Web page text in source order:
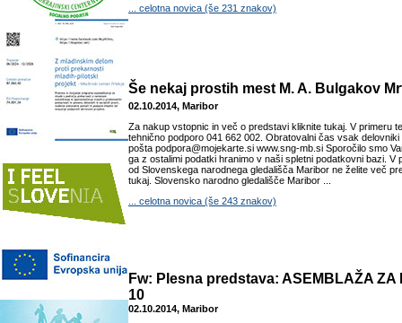
... celotna novica (še 231 znakov)
Še nekaj prostih mest M. A. Bulgakov
02.10.2014, Maribor
Za nakup vstopnic in več o predstavi kliknite tukaj. V primeru
tehnično podporo 041 662 002. Obratovalni čas vsak delovniki
pošta podpora@mojekarte.si www.sng-mb.si Sporočilo smo
ga z ostalimi podatki hranimo v naši spletni podatkovni bazi. V
od Slovenskega narodnega gledališča Maribor ne želite več
tukaj. Slovensko narodno gledališče Maribor ...
... celotna novica (še 243 znakov)
Fw: Plesna predstava: ASEMBLAŽA ZA
10
02.10.2014, Maribor